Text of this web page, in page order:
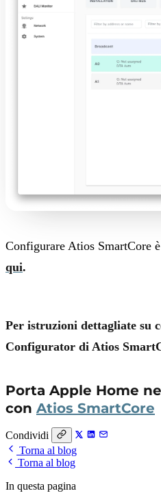
Configurare Atios SmartCore
qui.
Per istruzioni dettagliate su
Configurator di Atios
Porta Apple Home
con Atios SmartCore
Condividi
Torna al blog
Torna al blog
In questa pagina